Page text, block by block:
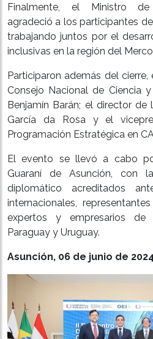
Finalmente, el Ministro de
agradeció a los participantes
trabajando juntos por el
inclusivas en la región del
Participaron además del
Consejo Nacional de Ciencia
Benjamín Barán; el director de
García da Rosa y el
Programación Estratégica en
El evento se llevó a cabo
Guaraní de Asunción, con
diplomático acreditados
internacionales,
expertos y empresarios de
Paraguay y Uruguay.
Asunción, 06 de junio de 2024